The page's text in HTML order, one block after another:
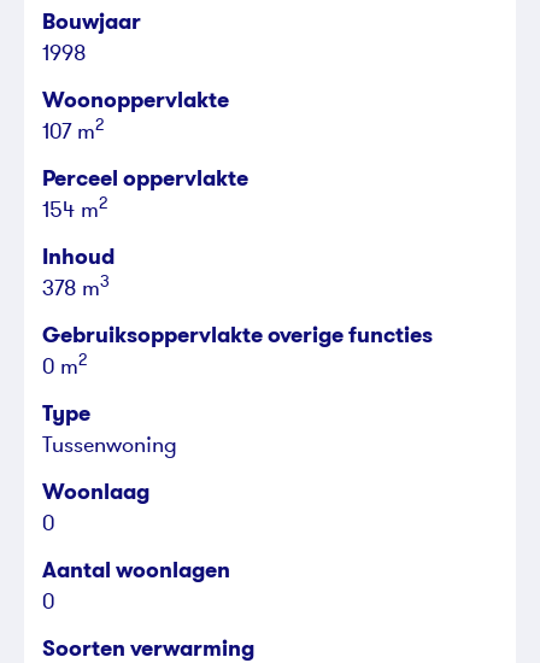
Bouwjaar
1998
Woonoppervlakte
107 m2
Perceel oppervlakte
154 m2
Inhoud
378 m3
Gebruiksoppervlakte overige functies
0 m2
Type
Tussenwoning
Woonlaag
0
Aantal woonlagen
0
Soorten verwarming